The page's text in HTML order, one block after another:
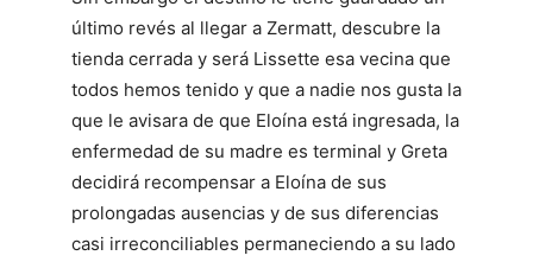
último revés al llegar a Zermatt, descubre la
tienda cerrada y será Lissette esa vecina que
todos hemos tenido y que a nadie nos gusta la
que le avisara de que Eloína está ingresada, la
enfermedad de su madre es terminal y Greta
decidirá recompensar a Eloína de sus
prolongadas ausencias y de sus diferencias
casi irreconciliables permaneciendo a su lado